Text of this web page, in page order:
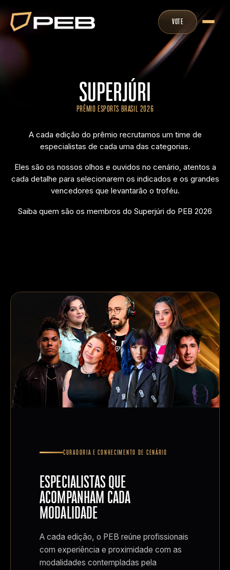
VOTE
SUPERJÚRI
PRÊMIO ESPORTS BRASIL 2026
A cada edição do prêmio recrutamos um time de
especialistas de cada uma das categorias.
Eles são os nossos olhos e ouvidos no cenário, atentos a
cada detalhe para selecionarem os indicados e os grandes
vencedores que levantarão o troféu.
Saiba quem são os membros do Superjúri do PEB 2026
CURADORIA E CONHECIMENTO DE CENÁRIO
ESPECIALISTAS QUE
ACOMPANHAM CADA
MODALIDADE
A cada edição, o PEB reúne profissionais
com experiência e proximidade com as
modalidades contempladas pela